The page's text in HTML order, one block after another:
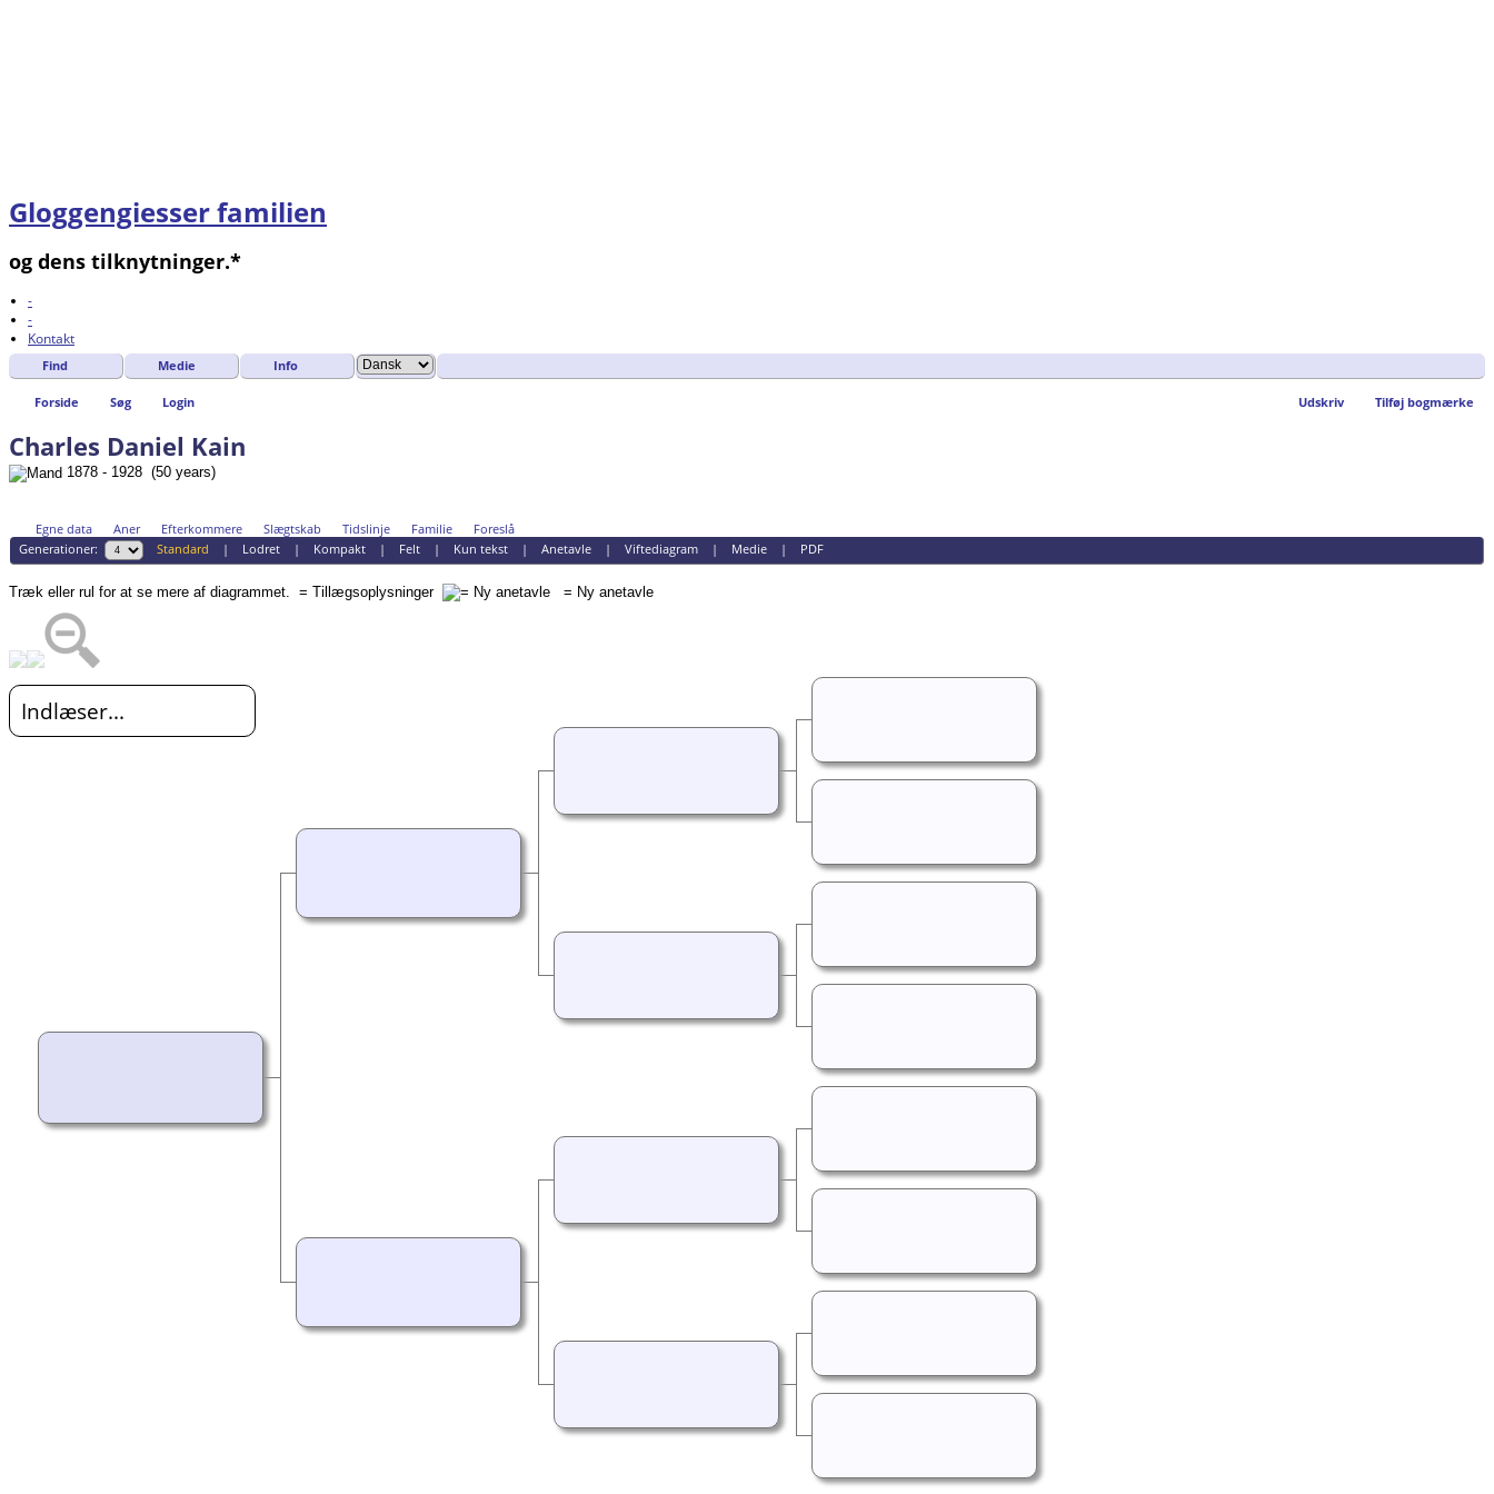
Gloggengiesser familien
og dens tilknytninger.*
-
-
Kontakt
Find Medie Info
Forside Søg Login Udskriv Tilføj bogmærke
Charles Daniel Kain
1878 - 1928 (50 years)
Egne data Aner Efterkommere Slægtskab Tidslinje Familie
Foreslå
Generationer:
Standard | Lodret| Kompakt| Felt| Kun tekst| Anetavle| Viftediagram| Medie| PDF
Træk eller rul for at se mere af diagrammet. = Tillægsoplysninger = Ny anetavle
Indlæser...